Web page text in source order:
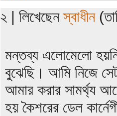
২ | লিখেছেনস্বাধীন
মন্তব্য এলোমেলো
বুঝেছি। আমি নিজে
আমার করার সামর্থ্য
হয় কৈশরের ডেল